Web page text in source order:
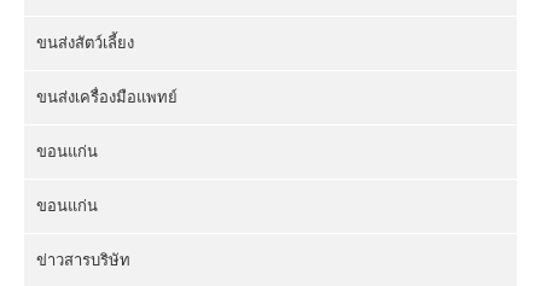
ขนส่งสัตว์เลี้ยง
ขนส่งเครื่องมือแพทย์
ขอนแก่น
ขอนแก่น
ข่าวสารบริษัท